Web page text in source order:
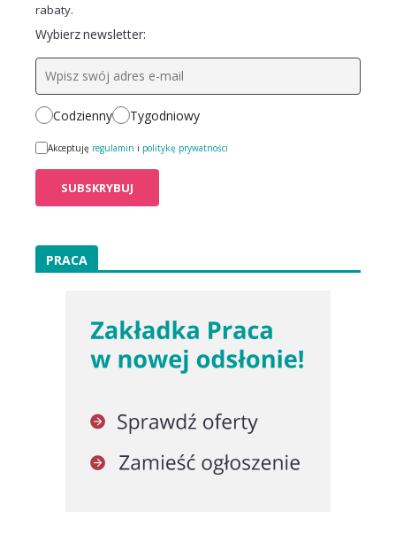
rabaty.
Wybierz newsletter:
Codzienny Tygodniowy
Akceptuję regulamin i politykę prywatności
PRACA